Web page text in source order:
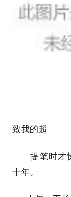
致我的超
提笔时才惊
十年。